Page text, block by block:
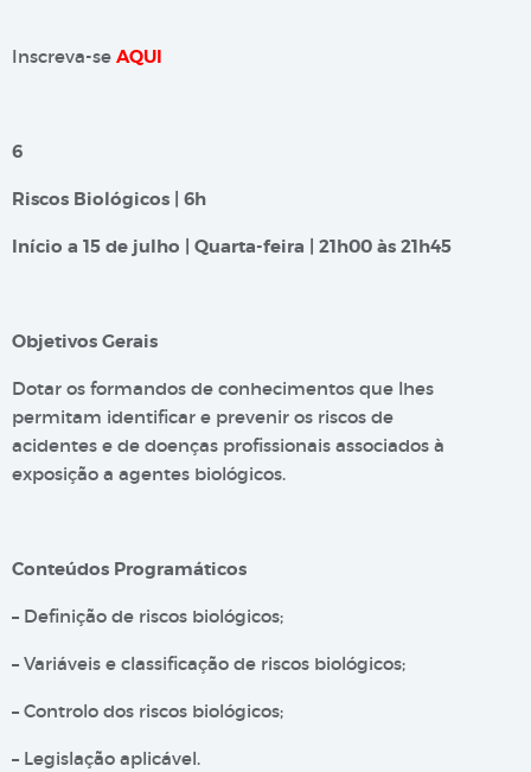
Inscreva-se AQUI
6
Riscos Biológicos | 6h
Início a 15 de julho | Quarta-feira | 21h00 às 21h45
Objetivos Gerais
Dotar os formandos de conhecimentos que lhes
permitam identificar e prevenir os riscos de
acidentes e de doenças profissionais associados à
exposição a agentes biológicos.
Conteúdos Programáticos
– Definição de riscos biológicos;
– Variáveis e classificação de riscos biológicos;
– Controlo dos riscos biológicos;
– Legislação aplicável.